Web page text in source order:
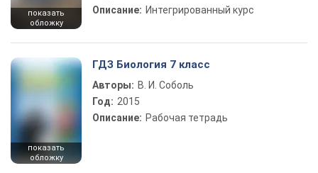
показать
обложку
Описание: Интегрированный курс
показать
обложку
ГДЗ Биология 7 класс
Авторы: В. И. Соболь
Год: 2015
Описание: Рабочая тетрадь